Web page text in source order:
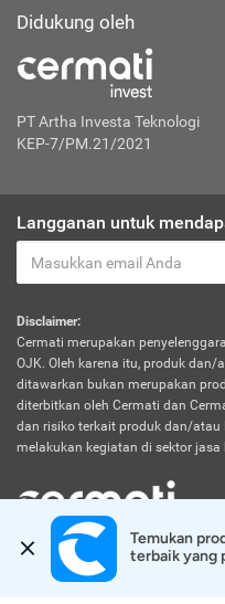
Didukung oleh
PT Artha Investa Teknologi
KEP-7/PM.21/2021
Langganan untuk
Disclaimer:
Cermati merupakan
OJK. Oleh karena itu, produk
ditawarkan bukan merupakan
diterbitkan oleh Cermati dan
dan risiko terkait produk dan/
melakukan kegiatan di sektor jasa
© 2026 Cermati. All Rights
Temukan
terbaik yang